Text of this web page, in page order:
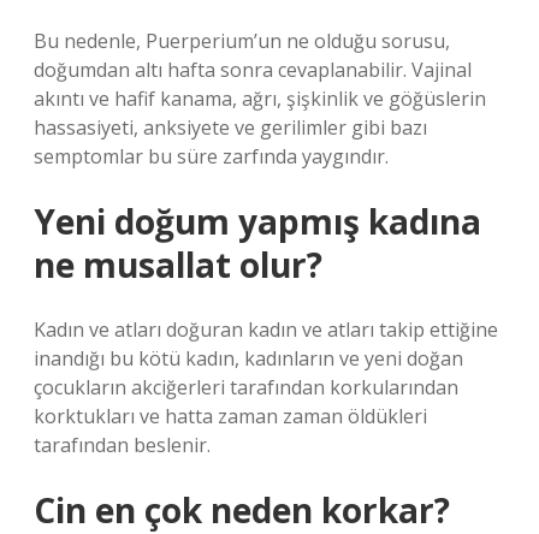
Bu nedenle, Puerperium’un ne olduğu sorusu,
doğumdan altı hafta sonra cevaplanabilir. Vajinal
akıntı ve hafif kanama, ağrı, şişkinlik ve göğüslerin
hassasiyeti, anksiyete ve gerilimler gibi bazı
semptomlar bu süre zarfında yaygındır.
Yeni doğum yapmış kadına
ne musallat olur?
Kadın ve atları doğuran kadın ve atları takip ettiğine
inandığı bu kötü kadın, kadınların ve yeni doğan
çocukların akciğerleri tarafından korkularından
korktukları ve hatta zaman zaman öldükleri
tarafından beslenir.
Cin en çok neden korkar?